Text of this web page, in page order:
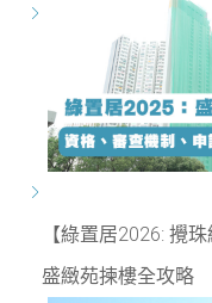
【綠置居2026: 攪
盛緻苑揀樓全攻略